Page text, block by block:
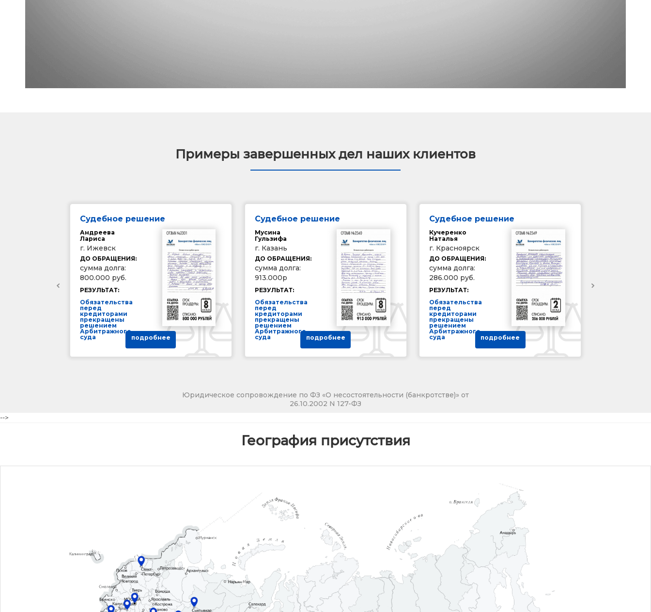
Примеры завершенных дел наших клиентов
Судебное решение
Андреева
Лариса
г. Ижевск
ДО ОБРАЩЕНИЯ:
сумма долга:
800.000 руб.
РЕЗУЛЬТАТ:
Обязательства
перед
кредиторами
прекращены
решением
Арбитражного
суда
подробнее
Судебное решение
Мусина
Гульзифа
г. Казань
ДО ОБРАЩЕНИЯ:
сумма долга:
913.000р
РЕЗУЛЬТАТ:
Обязательства
перед
кредиторами
прекращены
решением
Арбитражного
суда
подробнее
Судебное решение
Кучеренко
Наталья
г. Красноярск
ДО ОБРАЩЕНИЯ:
сумма долга:
286.000 руб.
РЕЗУЛЬТАТ:
Обязательства
перед
кредиторами
прекращены
решением
Арбитражного
суда
подробнее
Юридическое сопровождение по ФЗ «О несостоятельности (банкротстве)» от
26.10.2002 N 127-ФЗ
-->
География присутствия